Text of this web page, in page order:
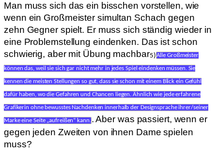
Man muss sich das ein bisschen vorstellen, wie
wenn ein Großmeister simultan Schach gegen
zehn Gegner spielt. Er muss sich ständig wieder in
eine Problemstellung eindenken. Das ist schon
schwierig, aber mit Übung machbar5)Alle Großmeister
können das, weil sie sich gar nicht mehr in jedes Spiel eindenken müssen. Sie
kennen die meisten Stellungen so gut, dass sie schon mit einem Blick ein Gefühl
dafür haben, wo die Gefahren und Chancen liegen. Ähnlich wie jede erfahrene
Grafikerin ohne bewusstes Nachdenken innerhalb der Designsprache ihrer/seiner
Marke eine Seite „aufreißen“ kann.. Aber was passiert, wenn er
gegen jeden Zweiten von ihnen Dame spielen
muss?